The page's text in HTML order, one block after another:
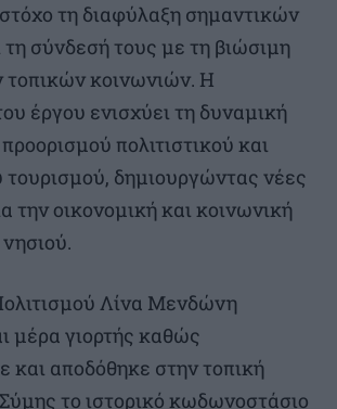
τη διαφύλαξη σημαντικών
σύνδεσή τους με τη βιώσιμη
τοπικών κοινωνιών. Η
έργου ενισχύει τη δυναμική
πολιτιστικού και
τουρισμού, δημιουργώντας νέες
την οικονομική και κοινωνική
Λίνα Μενδώνη
μέρα γιορτής καθώς
και αποδόθηκε στην τοπική
το ιστορικό κωδωνοστάσιο